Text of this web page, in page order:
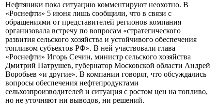
Нефтяники пока ситуацию комментируют неохотно. В
«Роснефти» 5 июня лишь сообщили, что в связи с
обращениями от представителей регионов компания
организовала встречу по вопросам «стратегического
развития сельского хозяйства и устойчивого обеспечения
топливом субъектов РФ». В ней участвовали глава
«Роснефти» Игорь Сечин, министр сельского хозяйства
Дмитрий Патрушев, губернатор Московской области Андрей
Воробьев «и другие». В компании говорят, что обсуждались
вопросы обеспечения нефтепродуктами
сельхозпроизводителей и ситуация с ростом цен на топливо,
но не уточняют ни выводов, ни решений.